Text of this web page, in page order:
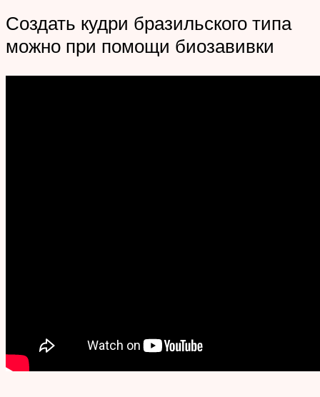
Создать кудри бразильского типа
можно при помощи биозавивки